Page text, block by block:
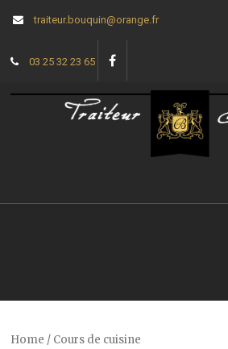
traiteur.bouquin@orange.fr
03 25 32 23 65
Home / Cours de cuisine